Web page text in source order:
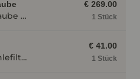
ELICA: Wandhaube JOYE 90-A,900 mm breit Edelstahl JOYE90A
€ 269.00
1 Stück
ELICA Aktivkohlefilter AFGALAXY
€ 41.00
1 Stück